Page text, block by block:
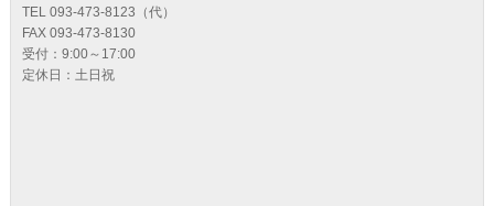
TEL 093-473-8123（代）
FAX 093-473-8130
受付：9:00～17:00
定休日：土日祝